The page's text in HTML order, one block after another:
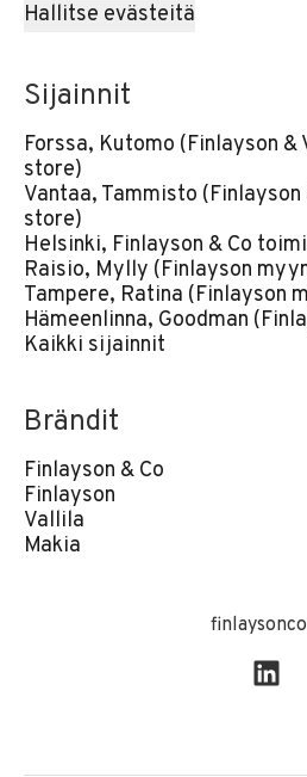
Hallitse evästeitä
Sijainnit
Forssa, Kutomo (Finlayson
store)
Vantaa, Tammisto
store)
Helsinki, Finlayson & Co
Raisio, Mylly (Finlayson
Tampere, Ratina (Finlayson
Hämeenlinna, Goodman
Kaikki sijainnit
Brändit
Finlayson & Co
Finlayson
Vallila
Makia